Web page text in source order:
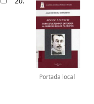
Portada local